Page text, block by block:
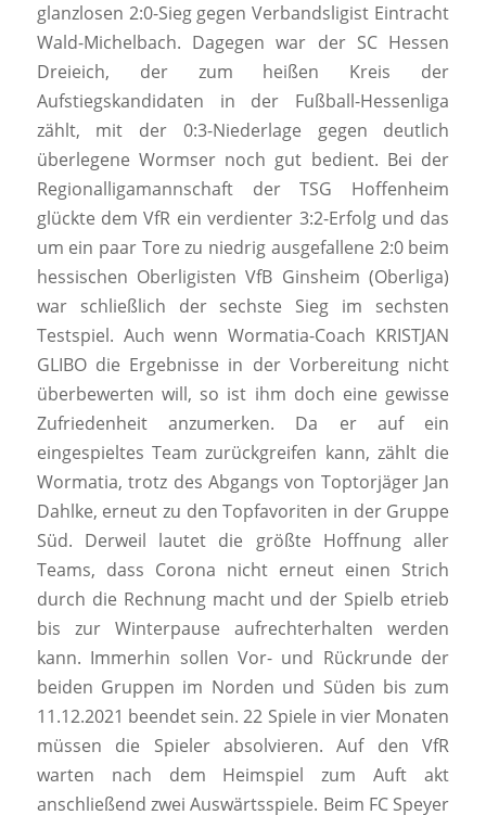
glanzlosen 2:0-Sieg gegen Verbandsligist Eintracht
Wald-Michelbach. Dagegen war der SC Hessen
Dreieich, der zum heißen Kreis der
Aufstiegskandidaten in der Fußball-Hessenliga
zählt, mit der 0:3-Niederlage gegen deutlich
überlegene Wormser noch gut bedient. Bei der
Regionalligamannschaft der TSG Hoffenheim
glückte dem VfR ein verdienter 3:2-Erfolg und das
um ein paar Tore zu niedrig ausgefallene 2:0 beim
hessischen Oberligisten VfB Ginsheim (Oberliga)
war schließlich der sechste Sieg im sechsten
Testspiel. Auch wenn Wormatia-Coach KRISTJAN
GLIBO die Ergebnisse in der Vorbereitung nicht
überbewerten will, so ist ihm doch eine gewisse
Zufriedenheit anzumerken. Da er auf ein
eingespieltes Team zurückgreifen kann, zählt die
Wormatia, trotz des Abgangs von Toptorjäger Jan
Dahlke, erneut zu den Topfavoriten in der Gruppe
Süd. Derweil lautet die größte Hoffnung aller
Teams, dass Corona nicht erneut einen Strich
durch die Rechnung macht und der Spielb etrieb
bis zur Winterpause aufrechterhalten werden
kann. Immerhin sollen Vor- und Rückrunde der
beiden Gruppen im Norden und Süden bis zum
11.12.2021 beendet sein. 22 Spiele in vier Monaten
müssen die Spieler absolvieren. Auf den VfR
warten nach dem Heimspiel zum Auft akt
anschließend zwei Auswärtsspiele. Beim FC Speyer